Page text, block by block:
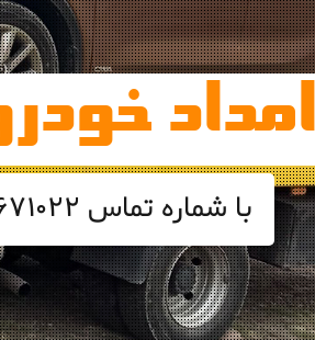
امداد
با شماره تماس 09219671022 امداد خودرو و خودروبر تهران تماس حاصل فرمایید